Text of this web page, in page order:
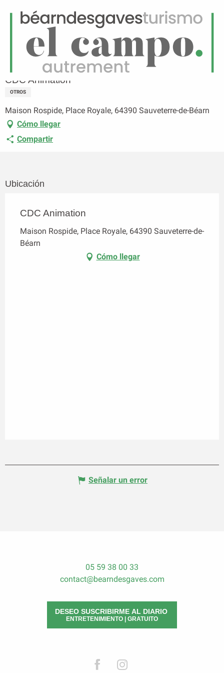
Menú
Página principal CDC Animation
CDC Animation
OTROS
Maison Rospide, Place Royale, 64390 Sauveterre-de-Béarn
Cómo llegar
Compartir
Ubicación
CDC Animation
Maison Rospide, Place Royale, 64390 Sauveterre-de-
Béarn
Cómo llegar
Señalar un error
05 59 38 00 33
contact@bearndesgaves.com
DESEO SUSCRIBIRME AL DIARIO
ENTRETENIMIENTO | GRATUITO